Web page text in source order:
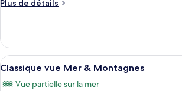
Classique
Mer
&
Baie
Plus de détails
le
type
de
chambre
Classique
Afficher
toutes
les
Un balcon
11
Classique vue Mer & Montagnes
Vue partielle sur la mer